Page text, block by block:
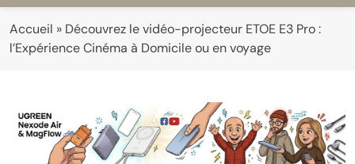
Accueil » Découvrez le vidéo-projecteur ETOE E3 Pro :
l’Expérience Cinéma à Domicile ou en voyage